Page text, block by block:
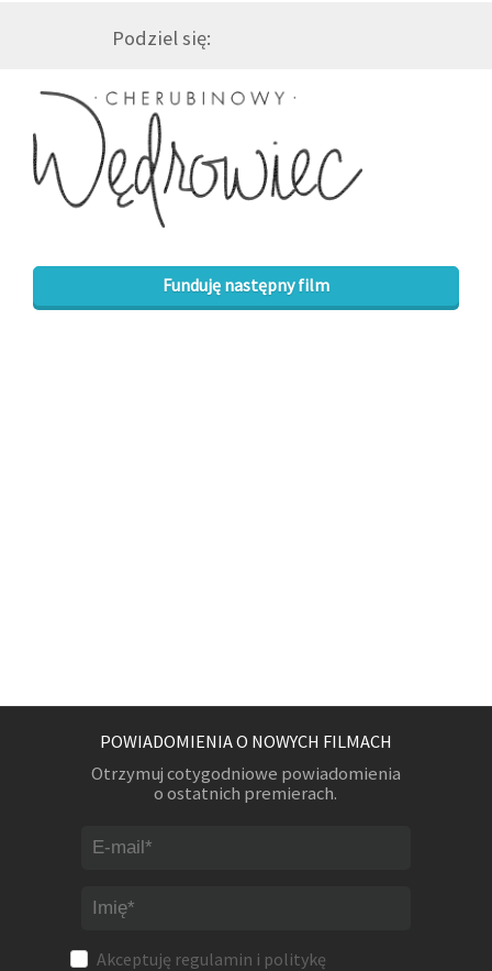
WESPRZYJ NAS
Podziel się:
Funduję następny film
POWIADOMIENIA O NOWYCH FILMACH
Otrzymuj cotygodniowe powiadomienia
o ostatnich premierach.
Akceptuję regulamin i politykę